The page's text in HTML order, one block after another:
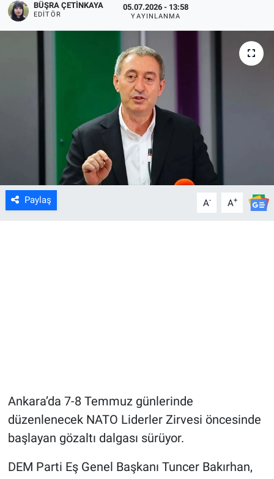
BÜŞRA ÇETINKAYA
EDITÖR
05.07.2026 - 13:58
YAYINLANMA
Paylaş A- A+
Ankara’da 7-8 Temmuz günlerinde
düzenlenecek NATO Liderler Zirvesi öncesinde
başlayan gözaltı dalgası sürüyor.
DEM Parti Eş Genel Başkanı Tuncer Bakırhan,